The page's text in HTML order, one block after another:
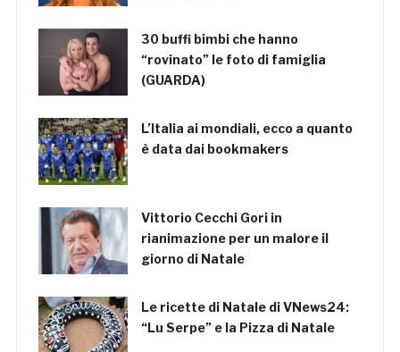
30 buffi bimbi che hanno
“rovinato” le foto di famiglia
(GUARDA)
L’Italia ai mondiali, ecco a quanto
è data dai bookmakers
Vittorio Cecchi Gori in
rianimazione per un malore il
giorno di Natale
Le ricette di Natale di VNews24:
“Lu Serpe” e la Pizza di Natale